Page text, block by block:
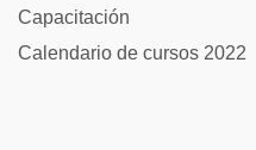
Capacitación
Calendario de cursos 2022